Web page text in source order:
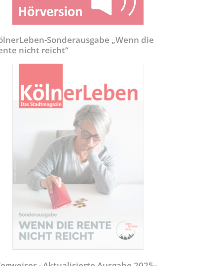
Sonderausgabe „Wenn die
nicht reicht“